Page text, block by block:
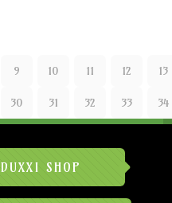
9 10 11 12 13
30 31 32 33 34
DUXXI SHOP